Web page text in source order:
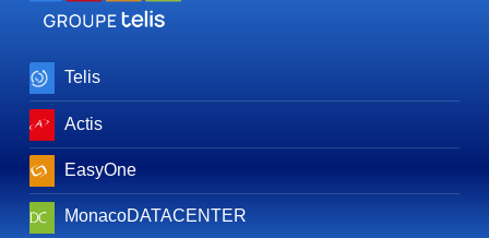
Telis
Actis
EasyOne
MonacoDATACENTER